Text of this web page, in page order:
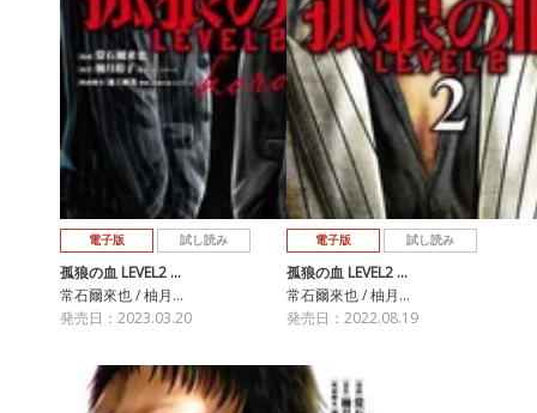
電子版 試し読み
孤狼の血 LEVEL2 …
常石爾來也 / 柚月…
発売日：2023.03.20
電子版 試し読み
孤狼の血 LEVEL2 …
常石爾來也 / 柚月…
発売日：2022.08.19